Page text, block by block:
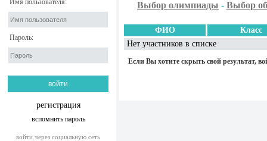
Имя пользователя:
Пароль:
регистрация
вспомнить пароль
войти через социальную сеть
Выбор олимпиады - Выбор
ФИО
Класс
Нет участников в списке
Если Вы хотите скрыть свой результат,